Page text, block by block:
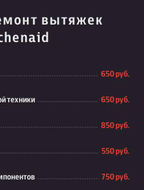
вытяжек
650 руб.
техники 650 руб.
850 руб.
550 руб.
750 руб.